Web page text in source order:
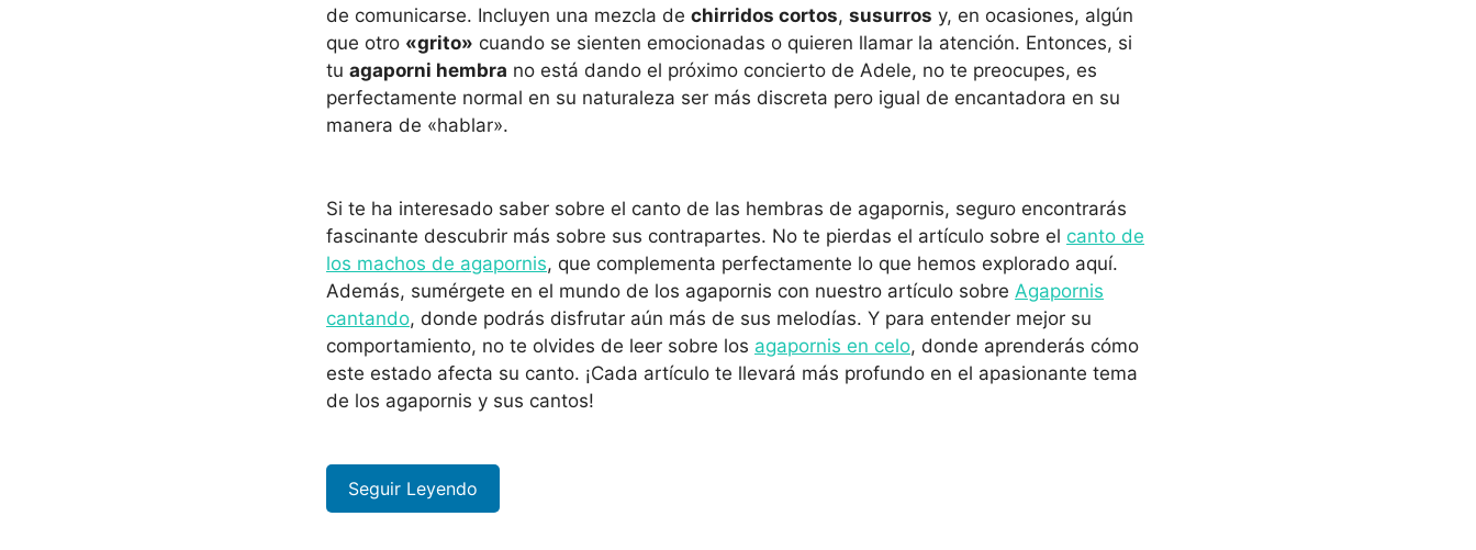
de comunicarse. Incluyen una mezcla de chirridos cortos, susurros y, en ocasiones, algún
que otro «grito» cuando se sienten emocionadas o quieren llamar la atención. Entonces, si
tu agaporni hembra no está dando el próximo concierto de Adele, no te preocupes, es
perfectamente normal en su naturaleza ser más discreta pero igual de encantadora en su
manera de «hablar».
Si te ha interesado saber sobre el canto de las hembras de agapornis, seguro encontrarás
fascinante descubrir más sobre sus contrapartes. No te pierdas el artículo sobre el canto de
los machos de agapornis, que complementa perfectamente lo que hemos explorado aquí.
Además, sumérgete en el mundo de los agapornis con nuestro artículo sobre Agapornis
cantando, donde podrás disfrutar aún más de sus melodías. Y para entender mejor su
comportamiento, no te olvides de leer sobre los agapornis en celo, donde aprenderás cómo
este estado afecta su canto. ¡Cada artículo te llevará más profundo en el apasionante tema
de los agapornis y sus cantos!
Seguir Leyendo